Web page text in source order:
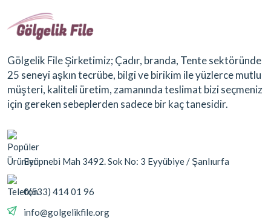
Gölgelik File Şirketimiz; Çadır, branda, Tente sektöründe
25 seneyi aşkın tecrübe, bilgi ve birikim ile yüzlerce mutlu
müşteri, kaliteli üretim, zamanında teslimat bizi seçmeniz
için gereken sebeplerden sadece bir kaç tanesidir.
Eyüpnebi Mah 3492. Sok No: 3 Eyyübiye / Şanlıurfa
0(533) 414 01 96
info@golgelikfile.org